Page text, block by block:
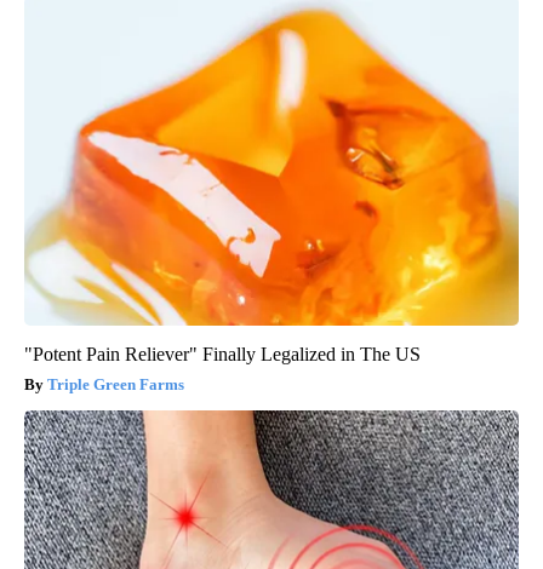
"Potent Pain Reliever" Finally Legalized in The US
Triple Green Farms